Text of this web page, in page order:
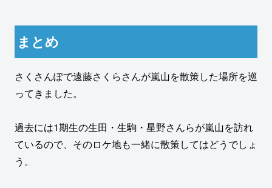
まとめ
さくさんぽで遠藤さくらさんが嵐山を散策した場所を巡
ってきました。
過去には1期生の生田・生駒・星野さんらが嵐山を訪れ
ているので、そのロケ地も一緒に散策してはどうでしょ
う。